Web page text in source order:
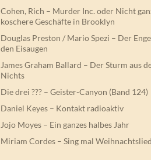
Cohen, Rich – Murder Inc. oder Nicht
koschere Geschäfte in Brooklyn
Douglas Preston / Mario Spezi – Der
den Eisaugen
James Graham Ballard – Der Sturm aus
Nichts
Die drei ??? – Geister-Canyon (Band 124)
Daniel Keyes – Kontakt radioaktiv
Jojo Moyes – Ein ganzes halbes Jahr
Miriam Cordes – Sing mal